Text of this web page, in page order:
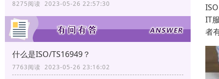
8275阅读 2023-05-26 22:57:30
什么是ISO/TS16949？
7763阅读 2023-05-26 23:16:02
IT
者